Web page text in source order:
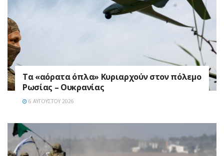
Τα «αόρατα όπλα» Κυριαρχούν στον πόλεμο
Ρωσίας – Ουκρανίας
6 ΑΥΓΟΎΣΤΟΥ 2026